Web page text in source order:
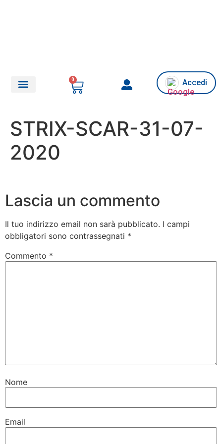
0 Accedi
STRIX-SCAR-31-07-
2020
Lascia un commento
Il tuo indirizzo email non sarà pubblicato. I campi
obbligatori sono contrassegnati *
Commento *
Nome
Email